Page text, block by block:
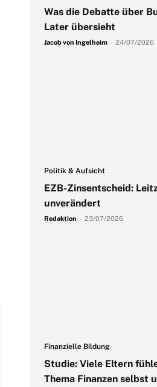
Was die Debatte über
Later übersieht
Jacob von Ingelheim 24/07/2026
Politik & Aufsicht
EZB-Zinsentscheid:
unverändert
Redaktion 23/07/2026
Finanzielle Bildung
Studie: Viele Eltern
Thema Finanzen selbst